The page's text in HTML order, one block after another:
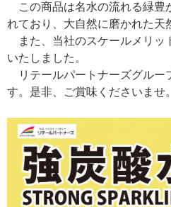
この商品は名水の流れる緑豊
れており、大自然に磨かれた天
また、当社のスケールメリッ
いたしました。
リテールパートナーズグルー
す。是非、ご賞味くださいませ。